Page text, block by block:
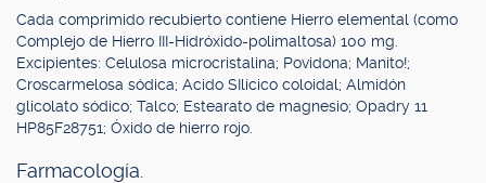
Cada comprimido recubierto contiene Hierro elemental (como
Complejo de Hierro III-Hidróxido-polimaltosa) 100 mg.
Excipientes: Celulosa microcristalina; Povidona; Manito!;
Croscarmelosa sódica; Acido SIlícico coloidal; Almidón
glicolato sódico; Talco; Estearato de magnesio; Opadry 11
HP85F28751; Óxido de hierro rojo.
Farmacología.